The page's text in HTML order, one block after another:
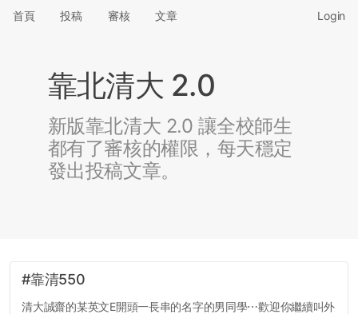
首頁 投稿 審核 文章 Login
靠北清大 2.0
新版靠北清大 2.0 讓全校師生
都有了審核的權限，每天穩定
發出投稿文章。
#靠清550
清大誠齋的某英文E開頭一長串的名字的男同學⋯歡迎你繼續叫外